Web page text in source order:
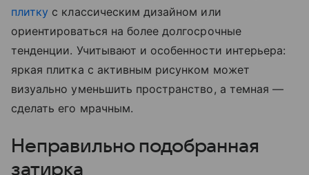
плитку с классическим дизайном или
ориентироваться на более долгосрочные
тенденции. Учитывают и особенности интерьера:
яркая плитка с активным рисунком может
визуально уменьшить пространство, а темная —
сделать его мрачным.
Неправильно подобранная
затирка